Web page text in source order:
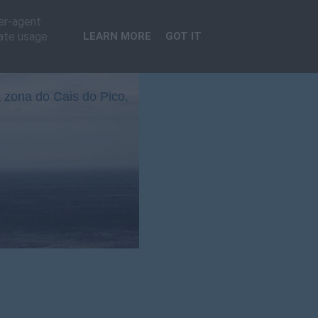
do Cais do Pico,
agent
usage
LEARN MORE GOT IT